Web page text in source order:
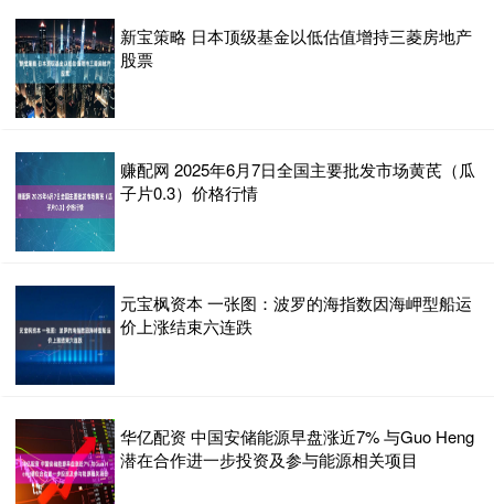
新宝策略 日本顶级基金以低估值增持三菱房地产
股票
赚配网 2025年6月7日全国主要批发市场黄芪（瓜
子片0.3）价格行情
元宝枫资本 一张图：波罗的海指数因海岬型船运
价上涨结束六连跌
华亿配资 中国安储能源早盘涨近7% 与Guo Heng
潜在合作进一步投资及参与能源相关项目